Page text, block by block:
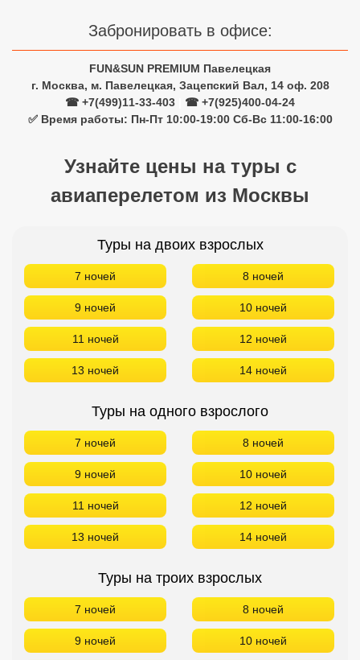
Забронировать в офисе:
FUN&SUN PREMIUM Павелецкая
г. Москва, м. Павелецкая, Зацепский Вал, 14 оф. 208
☎ +7(499)11-33-403
☎ +7(925)400-04-24
✅ Время работы: Пн-Пт 10:00-19:00 Сб-Вс 11:00-16:00
Узнайте цены на туры с
авиаперелетом из Москвы
Туры на двоих взрослых
7 ночей 8 ночей
9 ночей 10 ночей
11 ночей 12 ночей
13 ночей 14 ночей
Туры на одного взрослого
7 ночей 8 ночей
9 ночей 10 ночей
11 ночей 12 ночей
13 ночей 14 ночей
Туры на троих взрослых
7 ночей 8 ночей
9 ночей 10 ночей